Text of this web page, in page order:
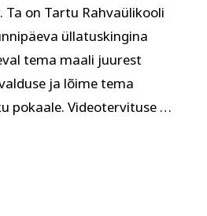
Instagram
Ta on Tartu Rahvaülikooli
üllatuskingina
tema maali juurest
ja lõime tema
pokaale. Videotervituse …